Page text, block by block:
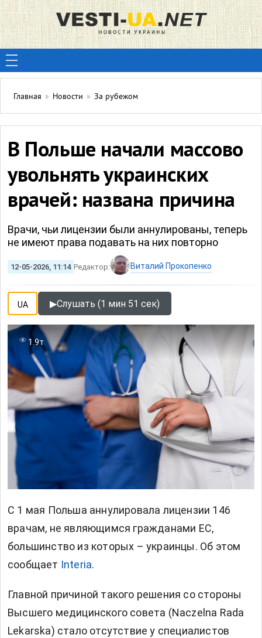
Главная » Новости » За рубежом
В Польше начали массово
увольнять украинских
врачей: названа причина
Врачи, чьи лицензии были аннулированы, теперь
не имеют права подавать на них повторно
12-05-2026, 11:14 Редактор: Виталий Прокопенко
UA ▶Слушать (1 мин 51 сек)
1.9т
С 1 мая Польша аннулировала лицензии 146
врачам, не являющимся гражданами ЕС,
большинство из которых – украинцы. Об этом
сообщает Interia.
Главной причиной такого решения со стороны
Высшего медицинского совета (Naczelna Rada
Lekarska) стало отсутствие у специалистов